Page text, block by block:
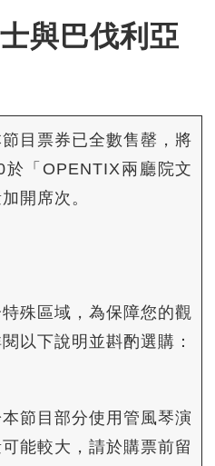
與巴伐利亞
目票券已全數售罄，將
「OPENTIX兩廳院文
開席次。
殊區域，為保障您的觀
以下說明並斟酌選購：
節目部分使用管風琴演
能較大，請於購票前留